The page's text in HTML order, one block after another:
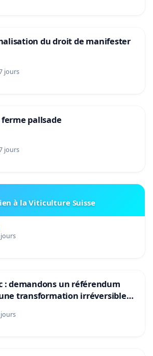
du droit de manifester
jours
pallsade
jours
à la Viticulture Suisse
: demandons un référendum
transformation irréversible
»